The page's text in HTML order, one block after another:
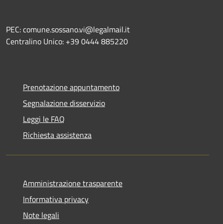
PEC: comune.sossano.vi@legalmail.it
Centralino Unico: +39 0444 885220
Prenotazione appuntamento
Segnalazione disservizio
Leggi le FAQ
Richiesta assistenza
Amministrazione trasparente
Informativa privacy
Note legali